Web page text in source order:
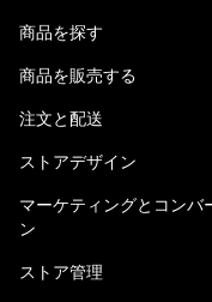
商品を探す
商品を販売する
注文と配送
ストアデザイン
マーケティングとコンバ
ン
ストア管理